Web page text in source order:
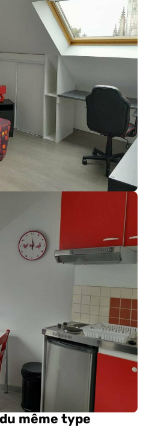
même type